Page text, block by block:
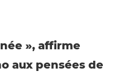
», affirme
aux pensées de